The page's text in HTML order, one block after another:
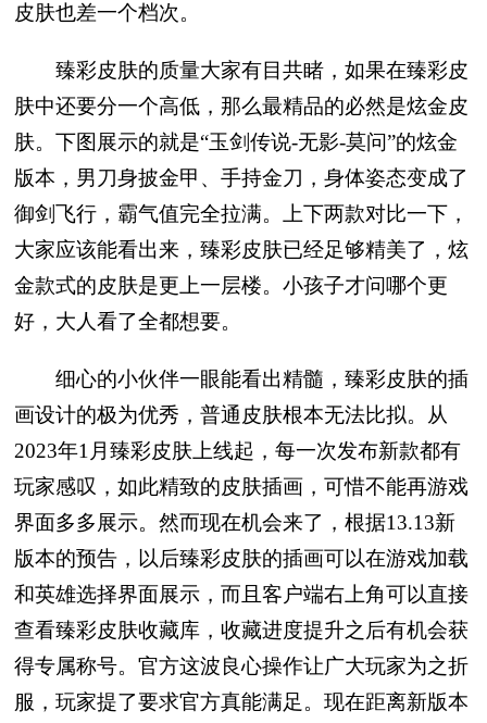
皮肤也差一个档次。
臻彩皮肤的质量大家有目共睹，如果在臻彩皮
肤中还要分一个高低，那么最精品的必然是炫金皮
肤。下图展示的就是“玉剑传说-无影-莫问”的炫金
版本，男刀身披金甲、手持金刀，身体姿态变成了
御剑飞行，霸气值完全拉满。上下两款对比一下，
大家应该能看出来，臻彩皮肤已经足够精美了，炫
金款式的皮肤是更上一层楼。小孩子才问哪个更
好，大人看了全都想要。
细心的小伙伴一眼能看出精髓，臻彩皮肤的插
画设计的极为优秀，普通皮肤根本无法比拟。从
2023年1月臻彩皮肤上线起，每一次发布新款都有
玩家感叹，如此精致的皮肤插画，可惜不能再游戏
界面多多展示。然而现在机会来了，根据13.13新
版本的预告，以后臻彩皮肤的插画可以在游戏加载
和英雄选择界面展示，而且客户端右上角可以直接
查看臻彩皮肤收藏库，收藏进度提升之后有机会获
得专属称号。官方这波良心操作让广大玩家为之折
服，玩家提了要求官方真能满足。现在距离新版本